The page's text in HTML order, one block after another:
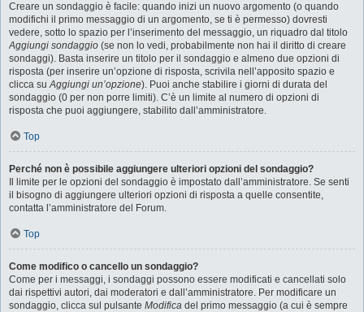
Creare un sondaggio è facile: quando inizi un nuovo argomento (o quando
modifichi il primo messaggio di un argomento, se ti è permesso) dovresti
vedere, sotto lo spazio per l’inserimento del messaggio, un riquadro dal titolo
Aggiungi sondaggio (se non lo vedi, probabilmente non hai il diritto di creare
sondaggi). Basta inserire un titolo per il sondaggio e almeno due opzioni di
risposta (per inserire un’opzione di risposta, scrivila nell’apposito spazio e
clicca suAggiungi un’opzione). Puoi anche stabilire i giorni di durata del
sondaggio (0 per non porre limiti). C’è un limite al numero di opzioni di
risposta che puoi aggiungere, stabilito dall’amministratore.
Top
Perché non è possibile aggiungere ulteriori opzioni del sondaggio?
Il limite per le opzioni del sondaggio è impostato dall’amministratore. Se senti
il bisogno di aggiungere ulteriori opzioni di risposta a quelle consentite,
contatta l’amministratore del Forum.
Top
Come modifico o cancello un sondaggio?
Come per i messaggi, i sondaggi possono essere modificati e cancellati solo
dai rispettivi autori, dai moderatori e dall’amministratore. Per modificare un
sondaggio, clicca sul pulsante Modifica del primo messaggio (a cui è sempre